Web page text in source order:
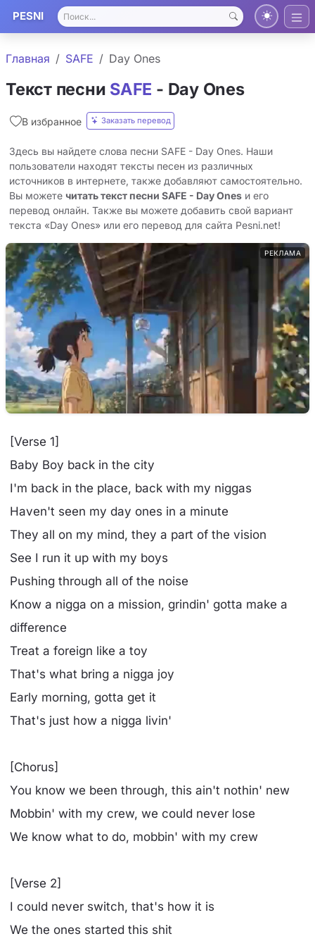
PESNI
Главная SAFE Day Ones
Текст песни SAFE - Day Ones
В избранное Заказать перевод
Здесь вы найдете слова песни SAFE - Day Ones. Наши
пользователи находят тексты песен из различных
источников в интернете, также добавляют самостоятельно.
Вы можете читать текст песни SAFE - Day Ones и его
перевод онлайн. Также вы можете добавить свой вариант
текста «Day Ones» или его перевод для сайта Pesni.net!
РЕКЛАМА
[Verse 1]
Baby Boy back in the city
I'm back in the place, back with my niggas
Haven't seen my day ones in a minute
They all on my mind, they a part of the vision
See I run it up with my boys
Pushing through all of the noise
Know a nigga on a mission, grindin' gotta make a
difference
Treat a foreign like a toy
That's what bring a nigga joy
Early morning, gotta get it
That's just how a nigga livin'
[Chorus]
You know we been through, this ain't nothin' new
Mobbin' with my crew, we could never lose
We know what to do, mobbin' with my crew
[Verse 2]
I could never switch, that's how it is
We the ones started this shit